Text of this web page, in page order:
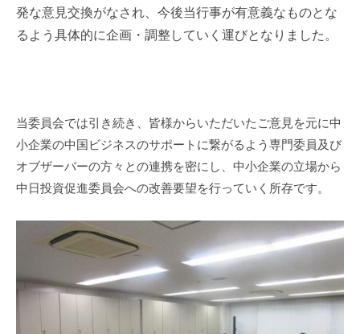
発な意見交換がなされ、今後当行事が有意義なものとな
るよう具体的に企画・調整していく運びとなりました。
当委員会では引き続き、皆様からいただいたご意見を元に中
小企業の中国ビジネスのサポートに繋がるよう専門委員及び
オブザーバーの方々との連携を密にし、中小企業の立場から
中日投資促進委員会への改善要望を行っていく所存です。